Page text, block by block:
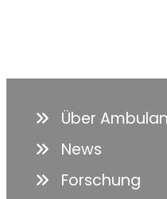
Über
News
Forschung